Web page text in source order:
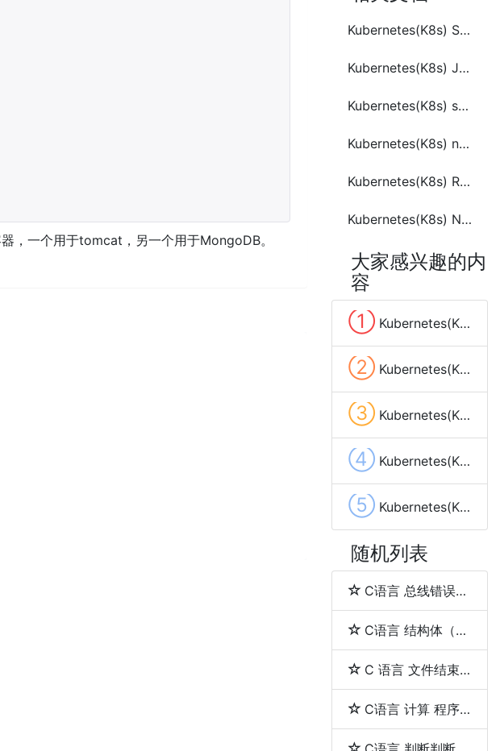
，一个用于tomcat，另一个用于MongoDB。
Kubernetes(K8s) Secret
Kubernetes(K8s) Job(作业)
Kubernetes(K8s) service(服务)
Kubernetes(K8s) namespace(命名空间)
Kubernetes(K8s) Replica Set (RS)
Kubernetes(K8s) NetworkPolicy(网络策略)
大家感兴趣的内
容
① Kubernetes(K8s) 入门教程
② Kubernetes(K8s) label(标签)和selector(选择器)
③ Kubernetes(K8s) pod
④ Kubernetes(K8s) Image(镜像)
⑤ Kubernetes(K8s) Replication Controller(RC)
随机列表
C语言 总线错误（bus error）与段错误（segmentation fault）
C语言 结构体（struct）和联合体（union）的区别
C 语言 文件结束（EOF）
C语言 计算 程序的执行时间